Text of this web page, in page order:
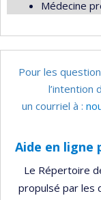
Médecine
Pour les
l’intention
un courriel à :
Aide en
Le Répertoire
propulsé par les